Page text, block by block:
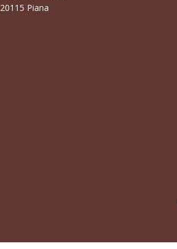
20115 Piana